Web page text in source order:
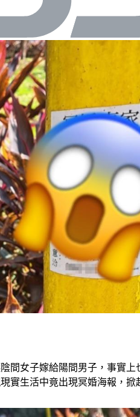
間女子嫁給陽間男子，事實
實生活中竟出現冥婚海報，掀